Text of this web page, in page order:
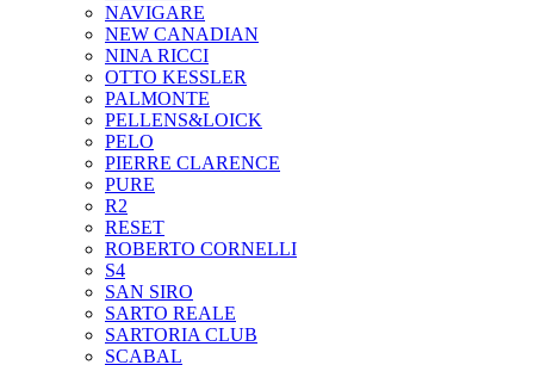
NAVIGARE
NEW CANADIAN
NINA RICCI
OTTO KESSLER
PALMONTE
PELLENS&LOICK
PELO
PIERRE CLARENCE
PURE
R2
RESET
ROBERTO CORNELLI
S4
SAN SIRO
SARTO REALE
SARTORIA CLUB
SCABAL